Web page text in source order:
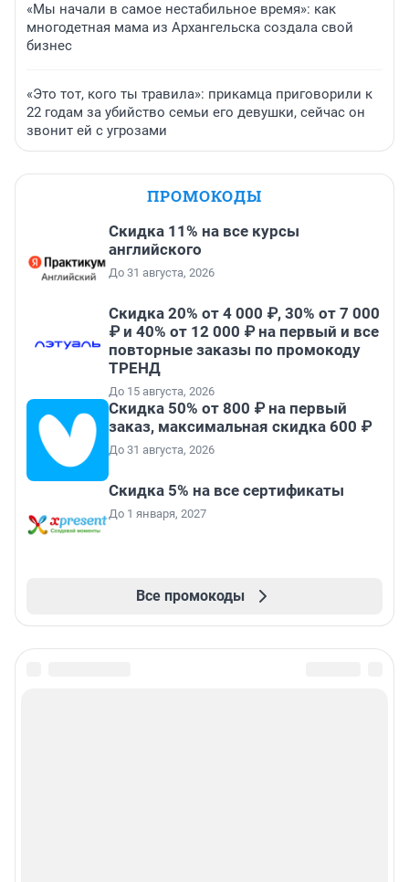
«Мы начали в самое нестабильное время»: как
многодетная мама из Архангельска создала свой
бизнес
«Это тот, кого ты травила»: прикамца приговорили к
22 годам за убийство семьи его девушки, сейчас он
звонит ей с угрозами
ПРОМОКОДЫ
Скидка 11% на все курсы
английского
До 31 августа, 2026
Скидка 20% от 4 000 ₽, 30% от 7 000
₽ и 40% от 12 000 ₽ на первый и все
повторные заказы по промокоду
ТРЕНД
До 15 августа, 2026
Скидка 50% от 800 ₽ на первый
заказ, максимальная скидка 600 ₽
До 31 августа, 2026
Скидка 5% на все сертификаты
До 1 января, 2027
Все промокоды